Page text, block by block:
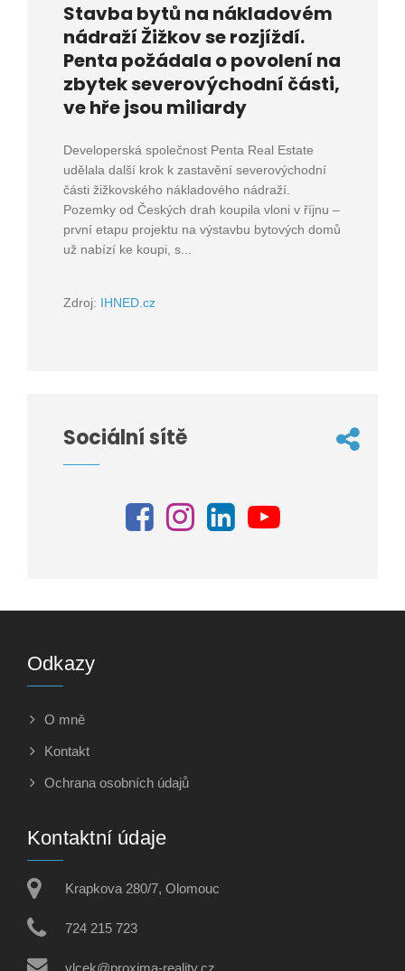
Stavba bytů na nákladovém
nádraží Žižkov se rozjíždí.
Penta požádala o povolení na
zbytek severovýchodní části,
ve hře jsou miliardy
Developerská společnost Penta Real Estate
udělala další krok k zastavění severovýchodní
části žižkovského nákladového nádraží.
Pozemky od Českých drah koupila vloni v říjnu –
první etapu projektu na výstavbu bytových domů
už nabízí ke koupi, s...
Zdroj: IHNED.cz
Sociální sítě
Odkazy
O mně
Kontakt
Ochrana osobních údajů
Kontaktní údaje
Krapkova 280/7, Olomouc
724 215 723
vlcek@proxima-reality.cz